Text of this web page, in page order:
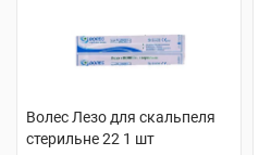
Волес Лезо для скальпеля
стерильне 22 1 шт